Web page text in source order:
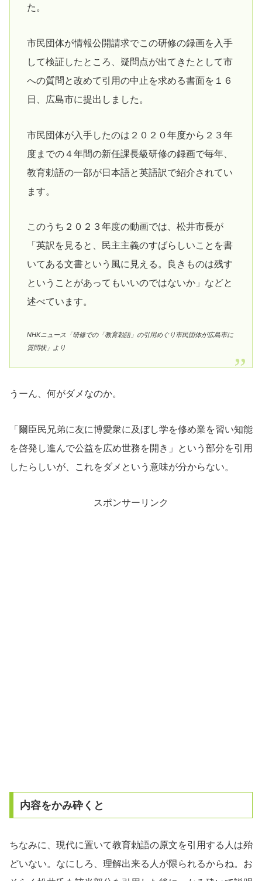
た。
市民団体が情報公開請求でこの研修の録画を入手
して検証したところ、疑問点が出てきたとして市
への質問と改めて引用の中止を求める書面を１６
日、広島市に提出しました。
市民団体が入手したのは２０２０年度から２３年
度までの４年間の新任課長級研修の録画で毎年、
教育勅語の一部が日本語と英語訳で紹介されてい
ます。
このうち２０２３年度の動画では、松井市長が
「英訳を見ると、民主主義のすばらしいことを書
いてある文書という風に見える。良きものは残す
ということがあってもいいのではないか」などと
述べています。
NHKニュース「研修での「教育勅語」の引用めぐり市民団体が広島市に
質問状」より
うーん、何がダメなのか。
「爾臣民兄弟に友に博愛衆に及ぼし学を修め業を習い知能
を啓発し進んで公益を広め世務を開き」という部分を引用
したらしいが、これをダメという意味が分からない。
スポンサーリンク
内容をかみ砕くと
ちなみに、現代に置いて教育勅語の原文を引用する人は殆
どいない。なにしろ、理解出来る人が限られるからね。お